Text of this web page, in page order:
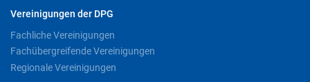
Vereinigungen der DPG
Fachliche Vereinigungen
Fachübergreifende Vereinigungen
Regionale Vereinigungen